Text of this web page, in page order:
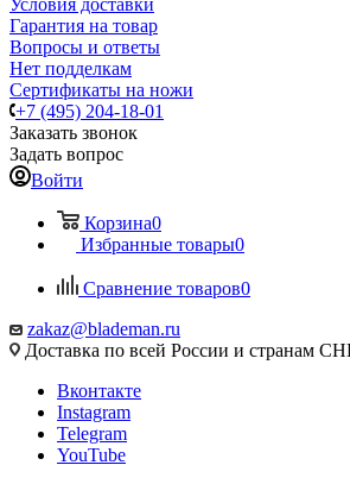
Условия доставки
Гарантия на товар
Вопросы и ответы
Нет подделкам
Сертификаты на ножи
+7 (495) 204-18-01
Заказать звонок
Задать вопрос
Войти
Корзина0
Избранные товары0
Сравнение товаров0
zakaz@blademan.ru
Доставка по всей России и странам
Вконтакте
Instagram
Telegram
YouTube